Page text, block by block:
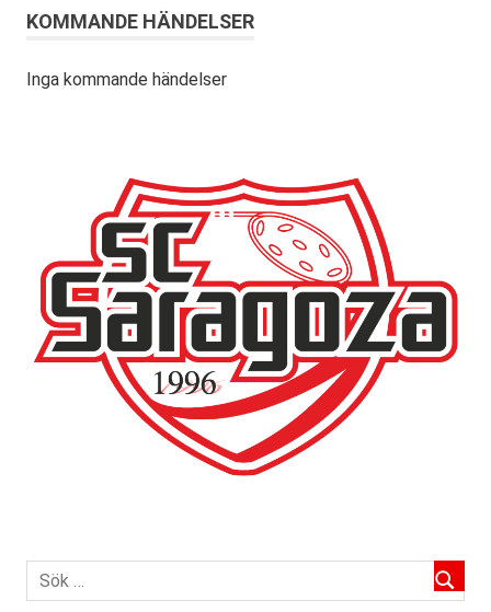
KOMMANDE HÄNDELSER
Inga kommande händelser